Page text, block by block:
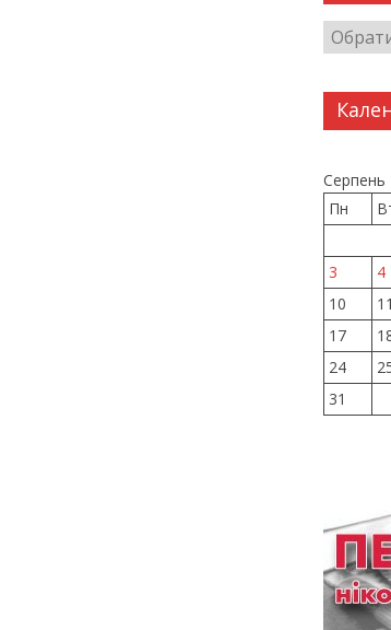
Серпень
Пн
3
4
10
11
17
24
31